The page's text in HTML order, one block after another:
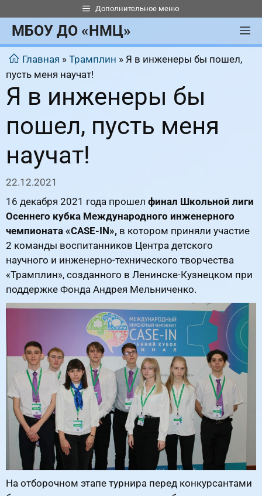
к
содержимому
Дополнительное меню
МБОУ ДО «НМЦ»
Главная »Трамплин » Я в инженеры бы пошел,
пусть меня научат!
Я в инженеры бы
пошел, пусть меня
научат!
22.12.2021
16 декабря 2021 года прошел финал Школьной лиги
Осеннего кубка Международного инженерного
чемпионата «CASE-IN», в котором приняли участие
2 команды воспитанников Центра детского
научного и инженерно-технического творчества
«Трамплин», созданного в Ленинске-Кузнецком при
поддержке Фонда Андрея Мельниченко.
На отборочном этапе турнира перед конкурсантами